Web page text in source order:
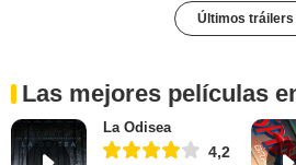
Últimos tráilers
Las mejores películas
La Odisea
4,2